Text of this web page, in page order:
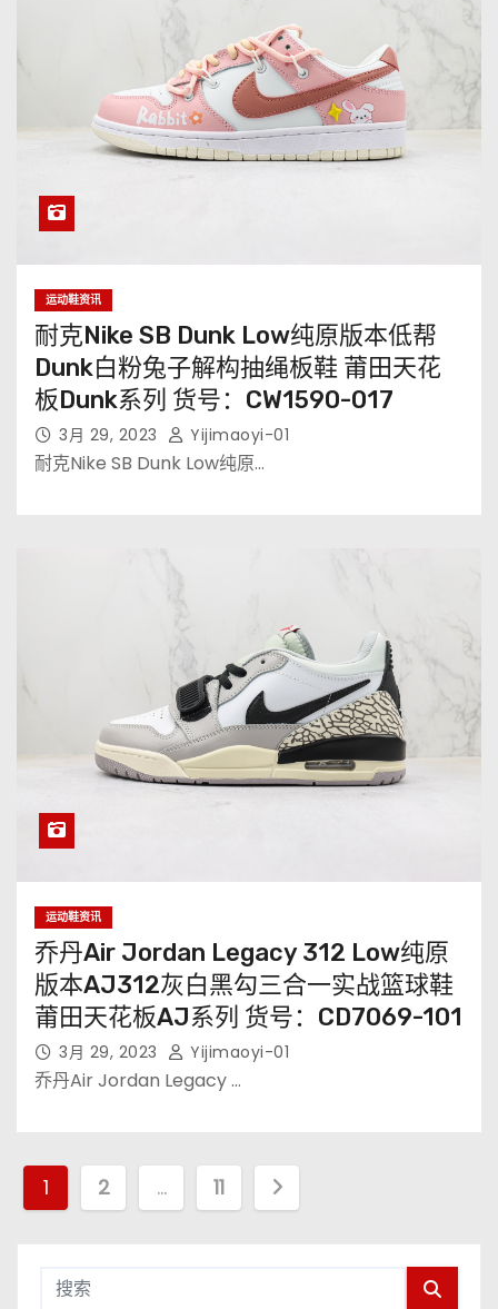
运动鞋资讯
耐克Nike SB Dunk Low纯原版本低帮
Dunk白粉兔子解构抽绳板鞋 莆田天花
板Dunk系列 货号：CW1590-017
3月 29, 2023 Yijimaoyi-01
耐克Nike SB Dunk Low纯原…
运动鞋资讯
乔丹Air Jordan Legacy 312 Low纯原
版本AJ312灰白黑勾三合一实战篮球鞋
莆田天花板AJ系列 货号：CD7069-101
3月 29, 2023 Yijimaoyi-01
乔丹Air Jordan Legacy …
文1 2 … 11